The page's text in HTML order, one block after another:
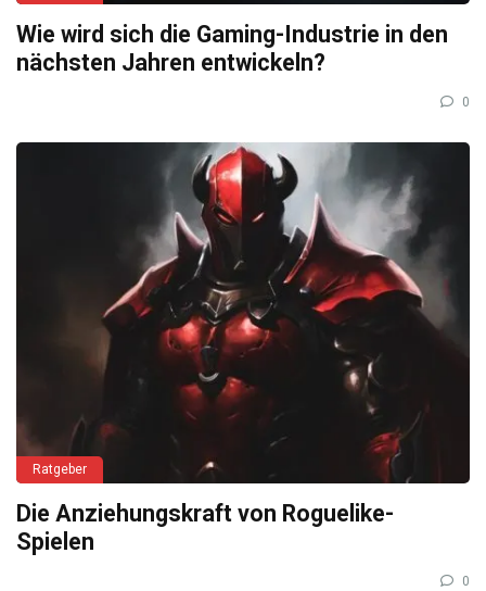
Wie wird sich die Gaming-Industrie in den
nächsten Jahren entwickeln?
0
Ratgeber
Die Anziehungskraft von Roguelike-
Spielen
0